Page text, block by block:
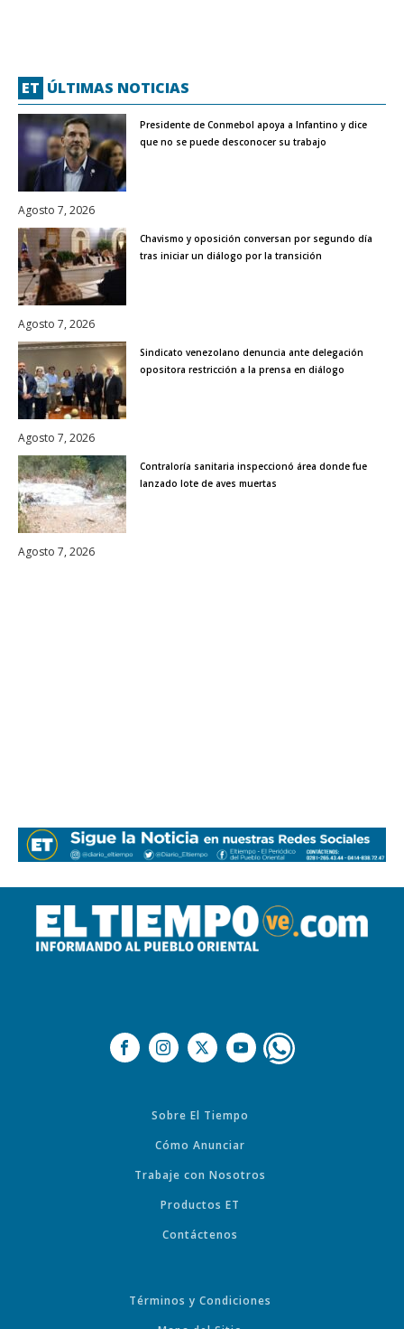
ET ÚLTIMAS NOTICIAS
Presidente de Conmebol apoya a Infantino y dice
que no se puede desconocer su trabajo
Agosto 7, 2026
Chavismo y oposición conversan por segundo día
tras iniciar un diálogo por la transición
Agosto 7, 2026
Sindicato venezolano denuncia ante delegación
opositora restricción a la prensa en diálogo
Agosto 7, 2026
Contraloría sanitaria inspeccionó área donde fue
lanzado lote de aves muertas
Agosto 7, 2026
Sobre El Tiempo
Cómo Anunciar
Trabaje con Nosotros
Productos ET
Contáctenos
Términos y Condiciones